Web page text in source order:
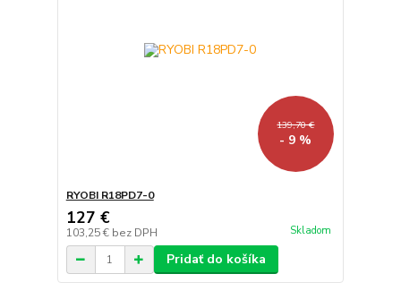
139,70 €
- 9 %
RYOBI R18PD7-0
127 €
103,25 € bez DPH Skladom
Pridať do košíka